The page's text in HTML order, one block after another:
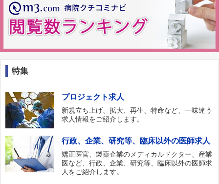
特集
プロジェクト求人
新規立ち上げ、拡大、再生、特命など、一味違う
求人情報をご紹介します。
行政、企業、研究等、臨床以外の医師求人
矯正医官、製薬企業のメディカルドクター、産業
医など、行政、企業、研究等、臨床以外の医師求
人をご紹介します。